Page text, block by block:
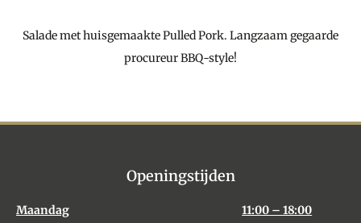
Salade met huisgemaakte Pulled Pork. Langzaam gegaarde
procureur BBQ-style!
Openingstijden
Maandag
11:00 – 18:00